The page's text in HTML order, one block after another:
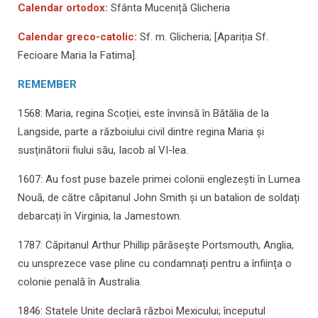
Calendar ortodox: Sfânta Muceniță Glicheria
Calendar greco-catolic: Sf. m. Glicheria; [Apariția Sf.
Fecioare Maria la Fatima].
REMEMBER
1568: Maria, regina Scoției, este învinsă în Bătălia de la
Langside, parte a războiului civil dintre regina Maria și
susținătorii fiului său, Iacob al VI-lea.
1607: Au fost puse bazele primei colonii englezești în Lumea
Nouă, de către căpitanul John Smith și un batalion de soldați
debarcați în Virginia, la Jamestown.
1787: Căpitanul Arthur Phillip părăsește Portsmouth, Anglia,
cu unsprezece vase pline cu condamnați pentru a înființa o
colonie penală în Australia.
1846: Statele Unite declară război Mexicului; începutul